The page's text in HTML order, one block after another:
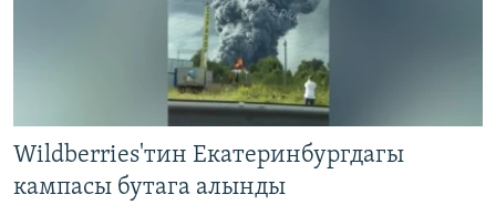
Wildberries'тин Екатеринбургдагы
кампасы бутага алынды